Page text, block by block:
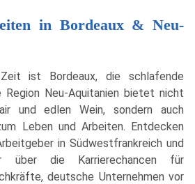
in Bordeaux & Neu-
ist Bordeaux, die schlafende
Region Neu-Aquitanien bietet nicht
und edlen Wein, sondern auch
Leben und Arbeiten. Entdecken
in Südwestfrankreich und
über die Karrierechancen für
deutsche Unternehmen vor